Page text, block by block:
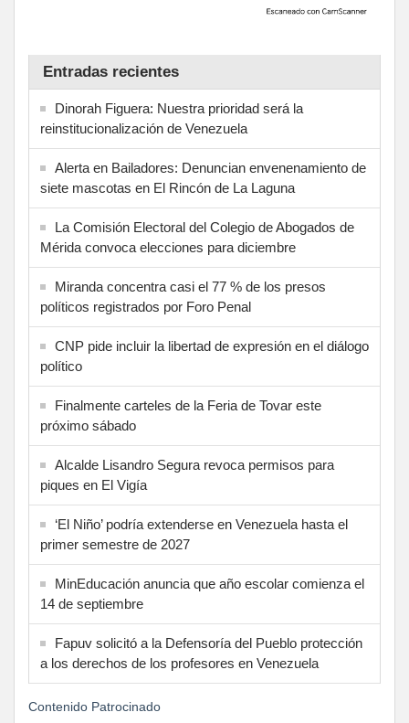
Entradas recientes
Dinorah Figuera: Nuestra prioridad será la
reinstitucionalización de Venezuela
Alerta en Bailadores: Denuncian envenenamiento de
siete mascotas en El Rincón de La Laguna
La Comisión Electoral del Colegio de Abogados de
Mérida convoca elecciones para diciembre
Miranda concentra casi el 77 % de los presos
políticos registrados por Foro Penal
CNP pide incluir la libertad de expresión en el diálogo
político
Finalmente carteles de la Feria de Tovar este
próximo sábado
Alcalde Lisandro Segura revoca permisos para
piques en El Vigía
‘El Niño’ podría extenderse en Venezuela hasta el
primer semestre de 2027
MinEducación anuncia que año escolar comienza el
14 de septiembre
Fapuv solicitó a la Defensoría del Pueblo protección
a los derechos de los profesores en Venezuela
Contenido Patrocinado